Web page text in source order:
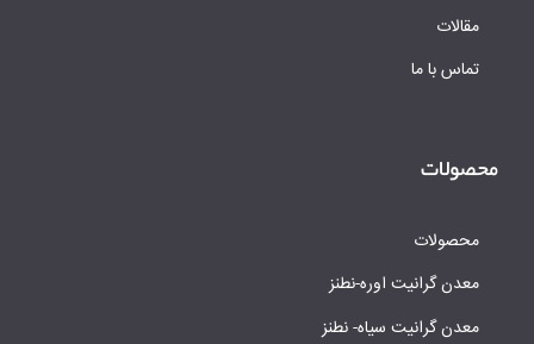
مقالات
تماس با ما
محصولات
محصولات
معدن گرانیت اوره-نطنز
معدن گرانیت سیاه- نطنز